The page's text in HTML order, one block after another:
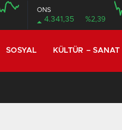
ONS
4.341,35 %2,39
SOSYAL KÜLTÜR – SANAT